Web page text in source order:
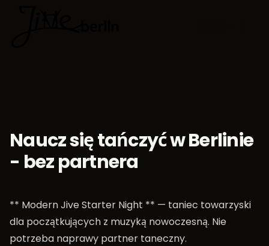
Naucz się tańczyć w Berlinie
- bez partnera
** Modern Jive Starter Night ** — taniec towarzyski
dla początkujących z muzyką nowoczesną. Nie
potrzeba naprawy partner taneczny.